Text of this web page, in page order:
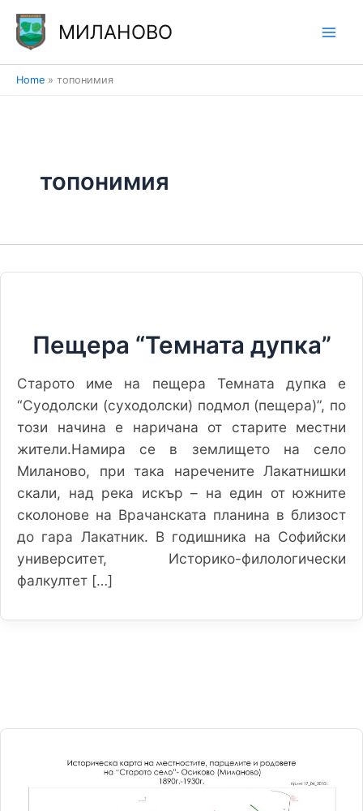
Skip
content
МИЛАНОВО
Home топонимия
топонимия
Пещера “Темната дупка”
Старото име на пещера Темната дупка е
“Суодолски (суходолски) подмол (пещера)”, по
този начина е наричана от старите местни
жители.Намира се в землището на село
Миланово, при така наречените Лакатнишки
скали, над река искър – на един от южните
сколонове на Врачанската планина в близост
до гара Лакатник. В годишника на Софийски
университет, Историко-филологически
фалкултет […]